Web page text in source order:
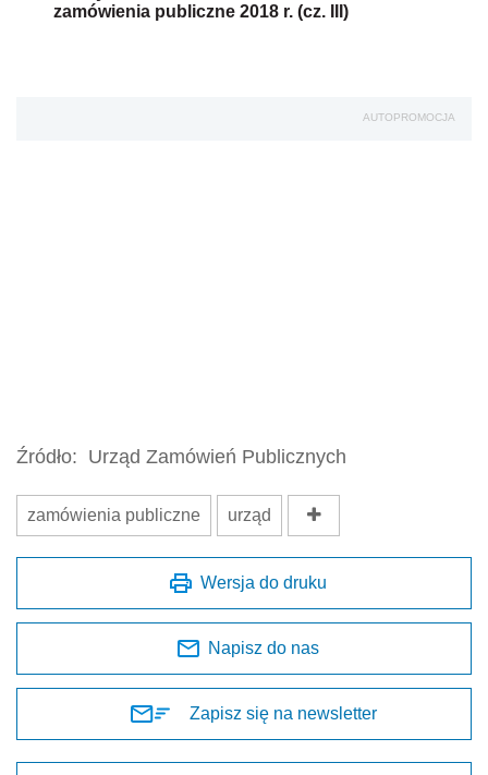
zamówienia publiczne 2018 r. (cz. III)
AUTOPROMOCJA
Źródło: Urząd Zamówień Publicznych
zamówienia publiczne urząd
Wersja do druku
Napisz do nas
Zapisz się na newsletter